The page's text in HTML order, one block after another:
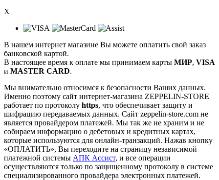
X
В нашем интернет магазине Вы можете оплатить свой заказ
банковской картой.
В настоящее время к оплате мы принимаем карты МИР, VISA
и MASTER CARD.
Мы внимательно относимся к безопасности Ваших данных.
Именно поэтому сайт интернет-магазина ZEPPELIN-STORE
работает по протоколу https, что обеспечивает защиту и
шифрацию передаваемых данных. Сайт zeppelin-store.com не
является провайдером платежей. Мы так же не храним и не
собираем информацию о дебетовых и кредитных картах,
которые используются для онлайн-транзакций. Нажав кнопку
«ОПЛАТИТЬ», Вы переходите на страницу независимой
платежной системы АПК Ассист, и все операции
осуществляются только по защищенному протоколу в системе
специализированного провайдера электронных платежей.